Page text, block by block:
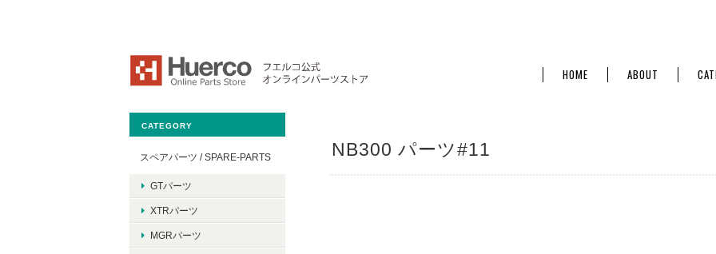
HOME ABOUT
NB300 パーツ#11
CATEGORY
スペアパーツ / SPARE-PARTS
GTパーツ
XTRパーツ
MGRパーツ